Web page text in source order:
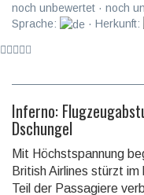
noch unbewertet · noch
Sprache:
· Herkunft:
Inferno:
Dschungel
Mit Höchstspannung
British Airlines stürzt
Teil der Passagiere